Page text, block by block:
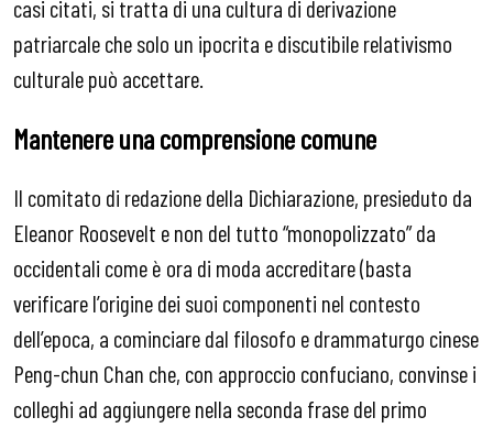
casi citati, si tratta di una cultura di derivazione
patriarcale che solo un ipocrita e discutibile relativismo
culturale può accettare.
Mantenere una comprensione comune
Il comitato di redazione della Dichiarazione, presieduto da
Eleanor Roosevelt e non del tutto “monopolizzato” da
occidentali come è ora di moda accreditare (basta
verificare l’origine dei suoi componenti nel contesto
dell’epoca, a cominciare dal filosofo e drammaturgo cinese
Peng-chun Chan che, con approccio confuciano, convinse i
colleghi ad aggiungere nella seconda frase del primo